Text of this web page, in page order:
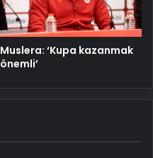
Muslera: ‘Kupa kazanmak
önemli’